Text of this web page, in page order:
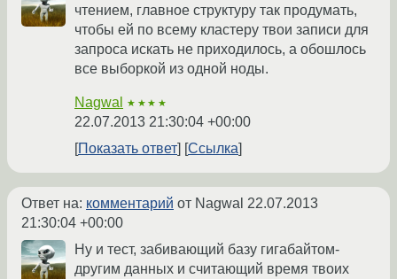
чтением, главное структуру так продумать,
чтобы ей по всему кластеру твои записи для
запроса искать не приходилось, а обошлось
все выборкой из одной ноды.
Nagwal ★★★★
22.07.2013 21:30:04 +00:00
Показать ответ
Ссылка
Ответ на: комментарий от Nagwal 22.07.2013
21:30:04 +00:00
Ну и тест, забивающий базу гигабайтом-
другим данных и считающий время твоих